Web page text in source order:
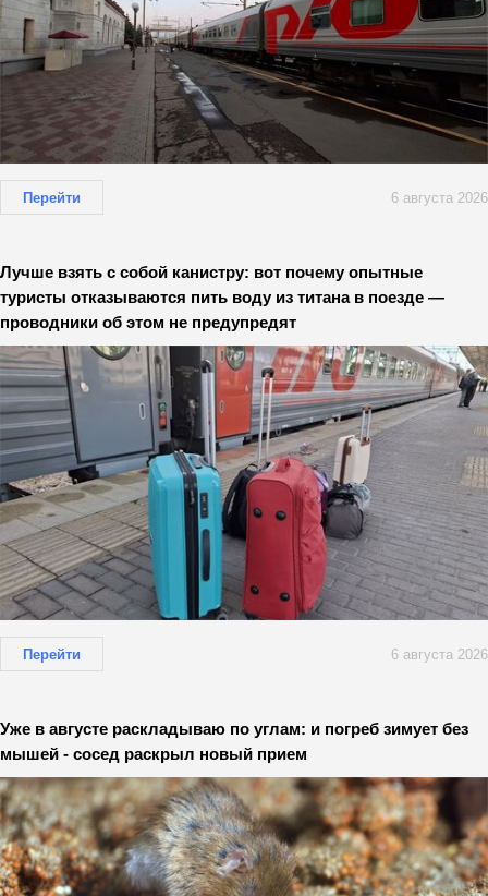
Перейти 6 августа 2026
Лучше взять с собой канистру: вот почему опытные
туристы отказываются пить воду из титана в поезде —
проводники об этом не предупредят
Перейти 6 августа 2026
Уже в августе раскладываю по углам: и погреб зимует без
мышей - сосед раскрыл новый прием